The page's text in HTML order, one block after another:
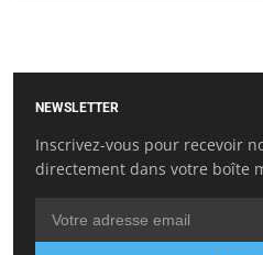
NEWSLETTER
Inscrivez-vous pour recevoir
directement dans votre boîte